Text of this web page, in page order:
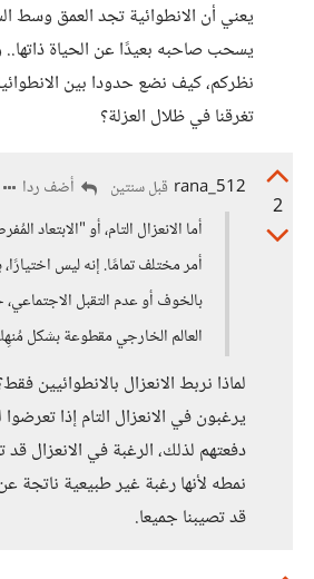
يعني أن الانطوائية تجد العمق وسط
يسحب صاحبه بعيدًا عن الحياة
نظركم، كيف نضع حدودا بين
تغرقنا في ظلال العزلة؟
2
rana_512 قبل سنتين
أضف ردا
أما الانعزال التام، أو "الابتعاد
أمر مختلف تمامًا. إنه ليس
بالخوف أو عدم التقبل
العالم الخارجي مقطوعة بشكل
لماذا نربط الانعزال بالانطوائيين
يرغبون في الانعزال التام إذا
دفعتهم لذلك، الرغبة في الانعزال
نمطه لأنها رغبة غير طبيعية
قد تصيبنا جميعا.